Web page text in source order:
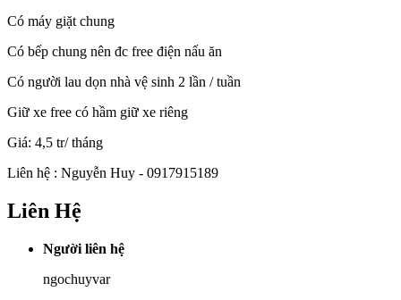
Có máy giặt chung
Có bếp chung nên đc free điện nấu ăn
Có người lau dọn nhà vệ sinh 2 lần / tuần
Giữ xe free có hầm giữ xe riêng
Giá: 4,5 tr/ tháng
Liên hệ : Nguyễn Huy - 0917915189
Liên Hệ
Người liên hệ
ngochuyvar